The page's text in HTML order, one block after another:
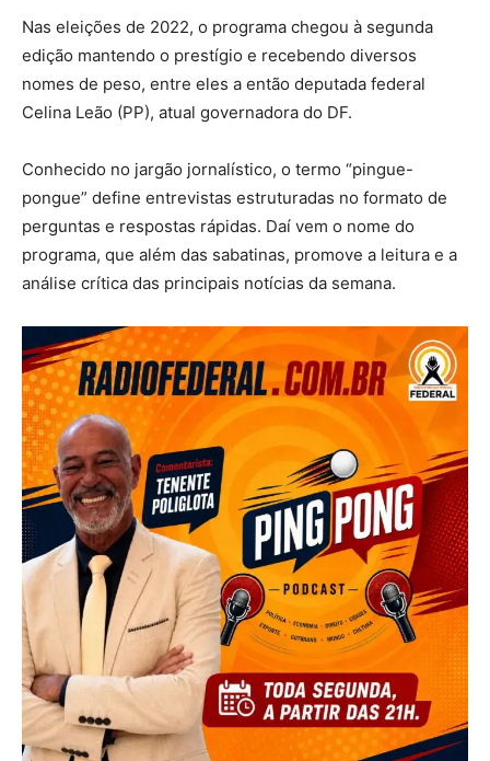
Nas eleições de 2022, o programa chegou à segunda
edição mantendo o prestígio e recebendo diversos
nomes de peso, entre eles a então deputada federal
Celina Leão (PP), atual governadora do DF.
Conhecido no jargão jornalístico, o termo “pingue-
pongue” define entrevistas estruturadas no formato de
perguntas e respostas rápidas. Daí vem o nome do
programa, que além das sabatinas, promove a leitura e a
análise crítica das principais notícias da semana.